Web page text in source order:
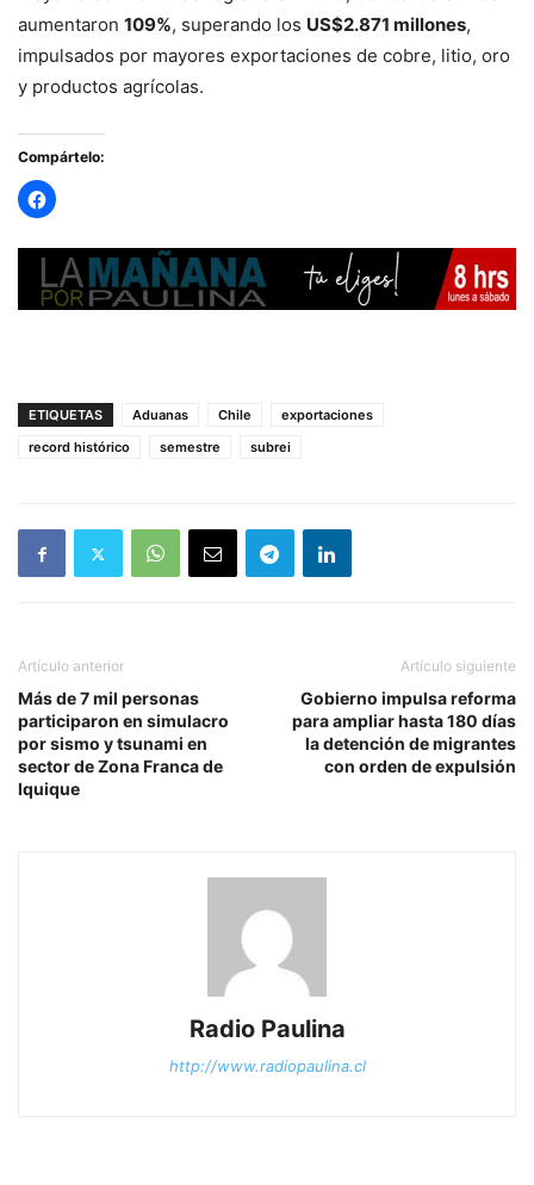
aumentaron 109%, superando los US$2.871 millones,
impulsados por mayores exportaciones de cobre, litio, oro
y productos agrícolas.
Compártelo:
ETIQUETAS Aduanas Chile
exportaciones
record histórico
semestre subrei
Artículo anterior
Más de 7 mil personas
participaron en simulacro
por sismo y tsunami en
sector de Zona Franca de
Iquique
Artículo siguiente
Gobierno impulsa reforma
para ampliar hasta 180 días
la detención de migrantes
con orden de expulsión
Radio Paulina
http://www.radiopaulina.cl